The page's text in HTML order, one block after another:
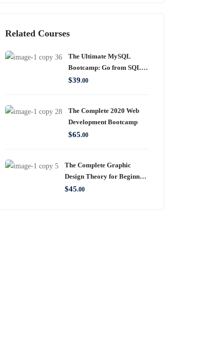
Related Courses
The Ultimate MySQL
Bootcamp: Go from SQL
Beginner to Expert
$39.00
The Complete 2020 Web
Development Bootcamp
$65.00
The Complete Graphic
Design Theory for Beginners
Course
$45.00